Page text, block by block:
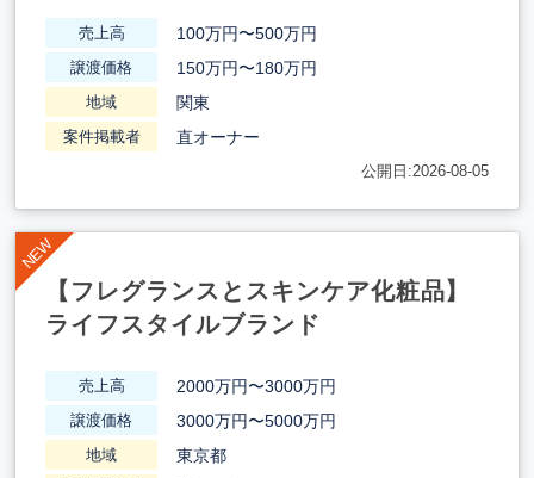
売上高 100万円〜500万円
譲渡価格 150万円〜180万円
地域 関東
案件掲載者 直オーナー
公開日:2026-08-05
【フレグランスとスキンケア化粧品】
ライフスタイルブランド
売上高 2000万円〜3000万円
譲渡価格 3000万円〜5000万円
地域 東京都